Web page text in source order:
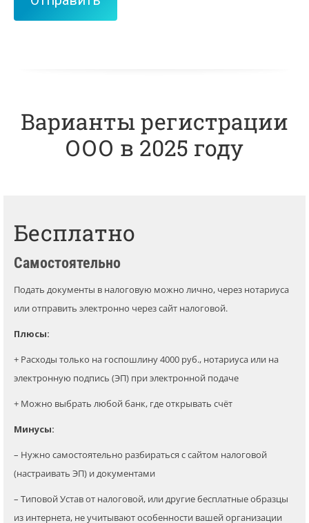
Варианты регистрации
ООО в 2025 году
Бесплатно
Самостоятельно
Подать документы в налоговую можно лично, через нотариуса
или отправить электронно через сайт налоговой.
Плюсы:
+ Расходы только на госпошлину 4000 руб., нотариуса или на
электронную подпись (ЭП) при электронной подаче
+ Можно выбрать любой банк, где открывать счёт
Минусы:
– Нужно самостоятельно разбираться с сайтом налоговой
(настраивать ЭП) и документами
– Типовой Устав от налоговой, или другие бесплатные образцы
из интернета, не учитывают особенности вашей организации